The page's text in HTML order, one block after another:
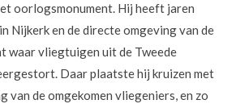
oorlogsmonument. Hij heeft jaren
Nijkerk en de directe omgeving van de
waar vliegtuigen uit de Tweede
Daar plaatste hij kruizen met
van de omgekomen vliegeniers, en zo